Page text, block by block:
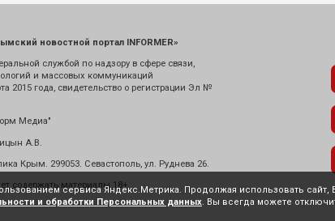
новостной портал INFORMER»
службой по надзору в сфере связи,
и массовых коммуникаций
2015 года, свидетельство о регистрации Эл №
Медиа"
А.В.
Крым. 299053. Севастополь, ул. Руднева 26.
содержать материалы 18+
сервиса Яндекс.Метрика. Продолжая использовать сайт,
и обработки Персональных данных. Вы всегда можете